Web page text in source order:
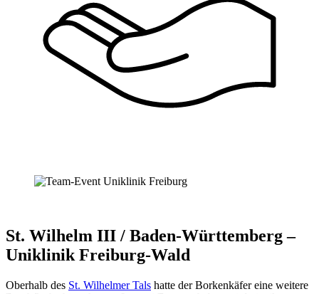
St. Wilhelm III / Baden-Württemberg –
Uniklinik Freiburg-Wald
Oberhalb des St. Wilhelmer Tals hatte der Borkenkäfer eine weitere